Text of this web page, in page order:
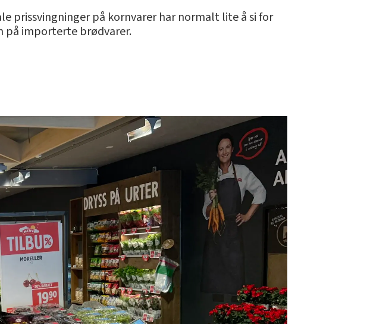
prissvingninger på kornvarer har normalt lite å si for
på importerte brødvarer.